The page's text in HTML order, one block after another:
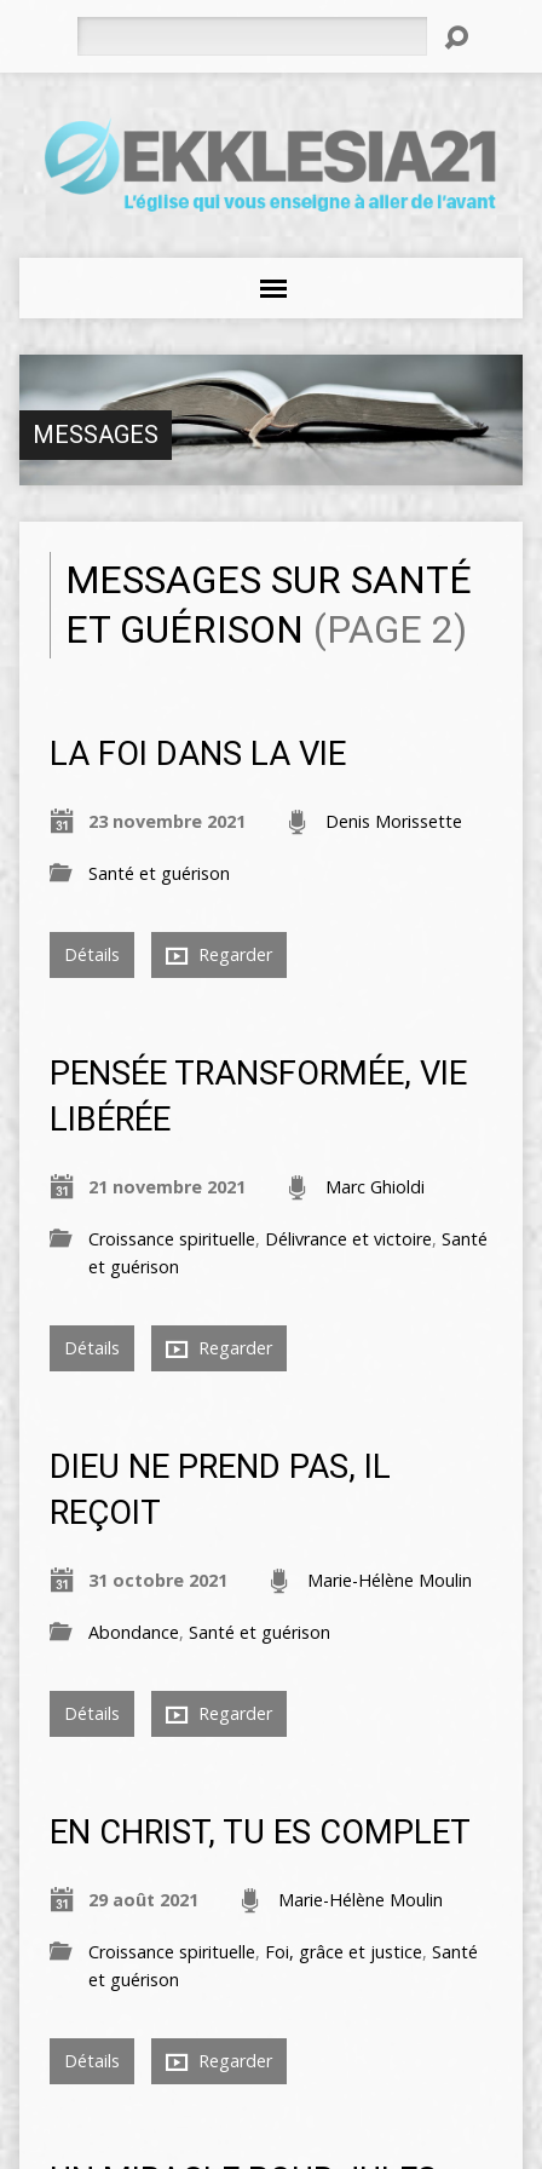
MESSAGES
MESSAGES SUR SANTÉ
ET GUÉRISON (PAGE 2)
LA FOI DANS LA VIE
23 novembre 2021 Denis Morissette
Santé et guérison
Détails Regarder
PENSÉE TRANSFORMÉE, VIE
LIBÉRÉE
21 novembre 2021 Marc Ghioldi
Croissance spirituelle, Délivrance et victoire, Santé
et guérison
Détails Regarder
DIEU NE PREND PAS, IL
REÇOIT
31 octobre 2021 Marie-Hélène Moulin
Abondance, Santé et guérison
Détails Regarder
EN CHRIST, TU ES COMPLET
29 août 2021 Marie-Hélène Moulin
Croissance spirituelle, Foi, grâce et justice, Santé
et guérison
Détails Regarder